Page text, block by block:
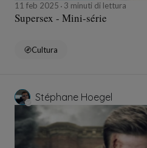
11 feb 2025 3 minuti di lettura
Supersex - Mini-série
Cultura
Stéphane Hoegel